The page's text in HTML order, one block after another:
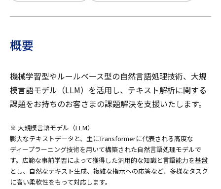
概要
機械学習型やルールベース型の自然言語処理技術、大規
模言語モデル（LLM）を活用し、テキスト解析に関する
課題をお持ちのお客さまの課題解決を支援いたします。
※ 大規模言語モデル（LLM）
膨大なテキストデータと、主にTransformerに代表される高度な
ディープラーニング技術を用いて構築された自然言語処理モデルで
す。広範な事前学習によって獲得した汎用的な知識と言語能力を基盤
とし、自然なテキスト生成、複雑な指示への応答など、多様なタスク
に高い柔軟性をもって対応します。